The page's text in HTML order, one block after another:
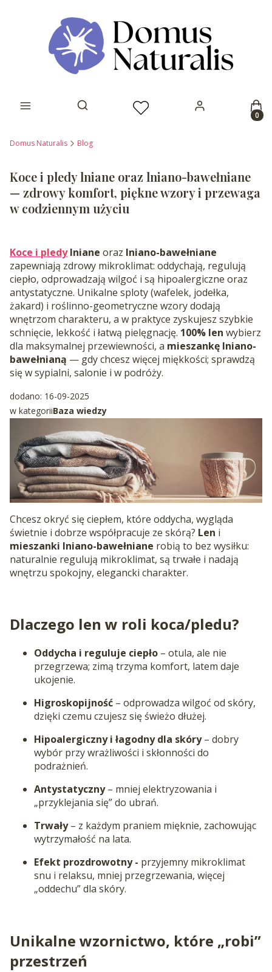
Otwórz wyszukiwarkę
Domus Naturalis Blog
Koce i pledy lniane oraz lniano-bawełniane
— zdrowy komfort, piękne wzory i przewaga
w codziennym użyciu
Koce i pledylniane oraz lniano-bawełniane
zapewniają zdrowy mikroklimat: oddychają, regulują
ciepło, odprowadzają wilgoć i są hipoalergiczne oraz
antystatyczne. Unikalne sploty (wafelek, jodełka,
żakard) i roślinno-geometryczne wzory dodają
wnętrzom charakteru, a w praktyce zyskujesz szybkie
schnięcie, lekkość i łatwą pielęgnację. 100% len wybierz
dla maksymalnej przewiewności, a mieszankę lniano-
bawełnianą — gdy chcesz więcej miękkości; sprawdzą
się w sypialni, salonie i w podróży.
dodano: 16-09-2025
w kategoriiBaza wiedzy
Chcesz okryć się ciepłem, które oddycha, wygląda
świetnie i dobrze współpracuje ze skórą? Len i
mieszanki lniano-bawełniane robią to bez wysiłku:
naturalnie regulują mikroklimat, są trwałe i nadają
wnętrzu spokojny, elegancki charakter.
Dlaczego len w roli koca/pledu?
Oddycha i reguluje ciepło – otula, ale nie
przegrzewa; zimą trzyma komfort, latem daje
ukojenie.
Higroskopijność – odprowadza wilgoć od skóry,
dzięki czemu czujesz się świeżo dłużej.
Hipoalergiczny i łagodny dla skóry– dobry
wybór przy wrażliwości i skłonności do
podrażnień.
Antystatyczny– mniej elektryzowania i
„przyklejania się” do ubrań.
Trwały– z każdym praniem mięknie, zachowując
wytrzymałość na lata.
Efekt prozdrowotny - przyjemny mikroklimat
snu i relaksu, mniej przegrzewania, więcej
„oddechu” dla skóry.
Unikalne wzornictwo, które „robi”
przestrzeń